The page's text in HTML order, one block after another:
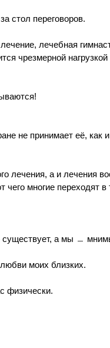
стол переговоров.
лечебная
чрезмерной
не принимает её, как
лечения, а и лечения
чего многие переходят
существует, а мы ﹘
моих близких.
физически.